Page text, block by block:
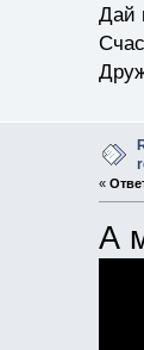
Дай
«
А